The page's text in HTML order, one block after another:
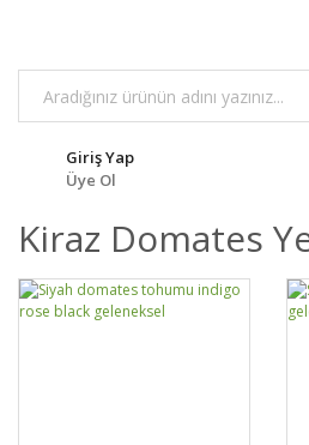
Giriş Yap
Üye Ol
Kiraz Domates